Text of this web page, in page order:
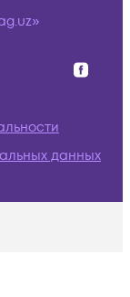
данных